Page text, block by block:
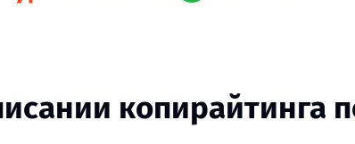
копирайтинга